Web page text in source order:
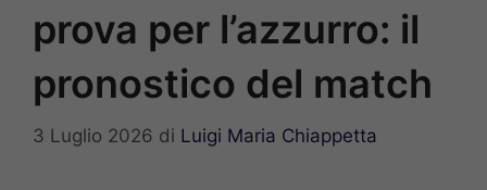
prova per l’azzurro: il
pronostico del match
3 Luglio 2026 di Luigi Maria Chiappetta